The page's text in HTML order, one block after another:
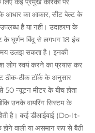
आधार का आकार, सीट बेल्ट के
है या नहीं। उदाहरण के
के घूर्णन बिंदु से लगभग 18 इंच
उलझ सकता है। इनकी
लोग स्वयं करने का प्रयास कर
ठीक-ठीक टॉर्क के अनुसार
न्यूटन मीटर के बीच होता
उनके वायरिंग सिस्टम के
है। कई डीआईवाई (Do-It-
वाली या असमान रूप से बैठी